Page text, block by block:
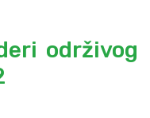
održivog